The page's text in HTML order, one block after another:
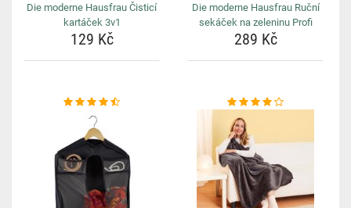
Die moderne Hausfrau Čisticí
kartáček 3v1
129 Kč
Die moderne Hausfrau Ruční
sekáček na zeleninu Profi
289 Kč